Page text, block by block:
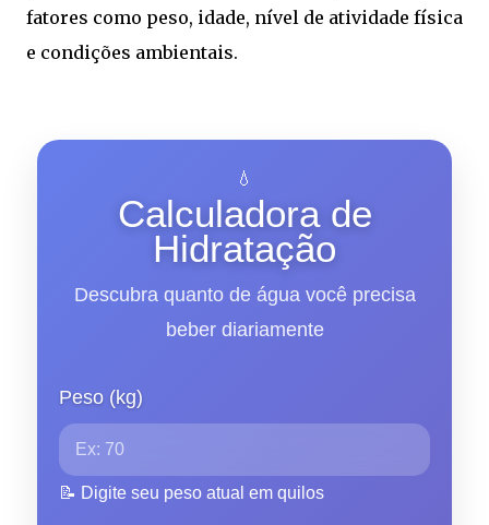
fatores como peso, idade, nível de atividade física
e condições ambientais.
💧
Calculadora de
Hidratação
Descubra quanto de água você precisa
beber diariamente
Peso (kg)
📝 Digite seu peso atual em quilos